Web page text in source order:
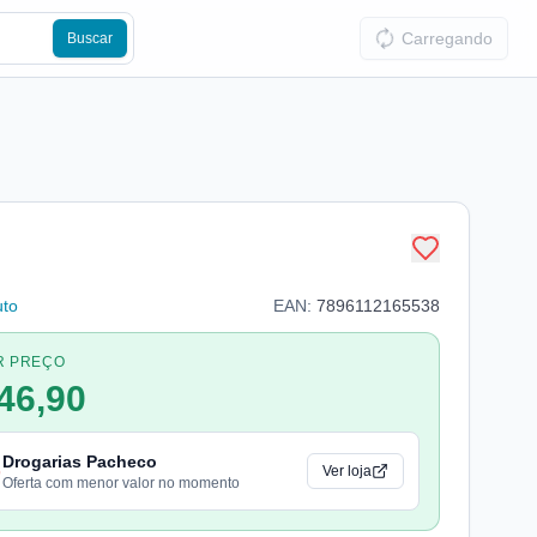
Buscar Carregando
EAN: 7896112165538
PREÇO
Drogarias Pacheco
Oferta com menor valor no momento
Ver loja